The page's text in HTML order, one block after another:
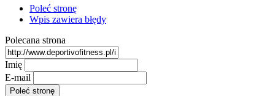
Poleć stronę
Wpis zawiera błędy
Polecana strona
Imię
E-mail